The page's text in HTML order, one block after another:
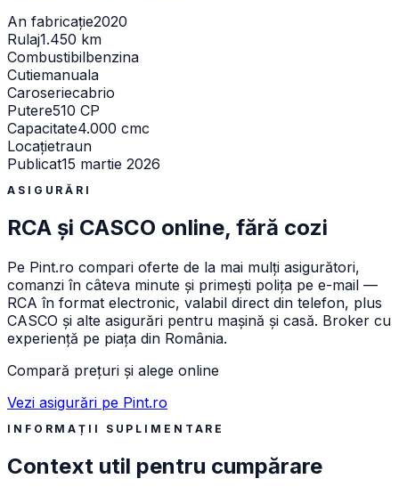
An fabricație2020
Rulaj1.450 km
Combustibilbenzina
Cutiemanuala
Caroseriecabrio
Putere510 CP
Capacitate4.000 cmc
Locațietraun
Publicat15 martie 2026
ASIGURĂRI
RCA și CASCO online, fără cozi
Pe Pint.ro compari oferte de la mai mulți asigurători,
comanzi în câteva minute și primești polița pe e-mail —
RCA în format electronic, valabil direct din telefon, plus
CASCO și alte asigurări pentru mașină și casă. Broker cu
experiență pe piața din România.
Compară prețuri și alege online
Vezi asigurări pe Pint.ro
INFORMAȚII SUPLIMENTARE
Context util pentru cumpărare